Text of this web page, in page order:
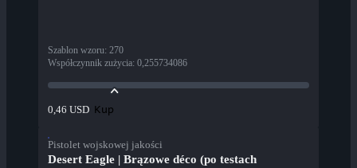
Szablon wzoru: 270
Współczynnik zużycia: 0,255734086
0,46 USD Kup
Pistolet wojskowej jakości
Desert Eagle | Brązowe déco (po testach